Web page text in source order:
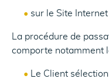
sur le Site Internet
La procédure de
comporte notamment
Le Client